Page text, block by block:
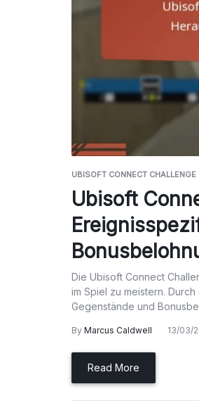
UBISOFT CONNECT CHALLENGE
Ubisoft
Die Ubisoft Connect
im Spiel zu meistern.
Gegenstände und
By Marcus Caldwell 13/03/
Read More